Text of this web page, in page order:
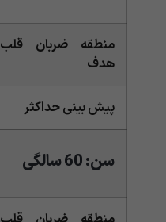
منطقه ضربان قلب
هدف
پیش بینی حداکثر
سن: 60 سالگی